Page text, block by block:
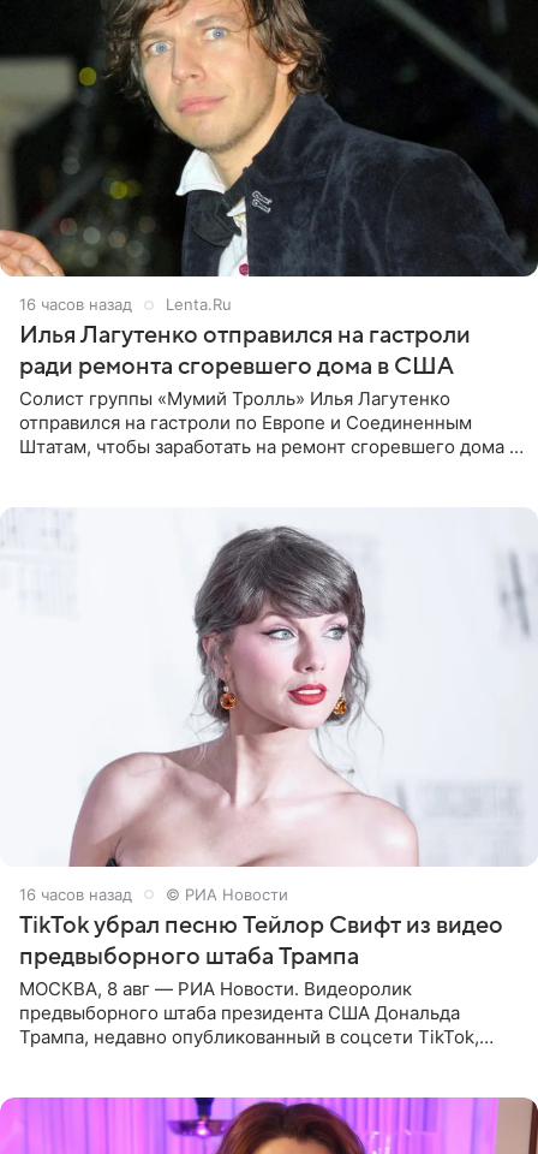
16 часов назад Lenta.Ru
Илья Лагутенко отправился на гастроли
ради ремонта сгоревшего дома в США
Солист группы «Мумий Тролль» Илья Лагутенко
отправился на гастроли по Европе и Соединенным
Штатам, чтобы заработать на ремонт сгоревшего дома в
16 часов назад © РИА Новости
TikTok убрал песню Тейлор Свифт из видео
предвыборного штаба Трампа
МОСКВА, 8 авг — РИА Новости. Видеоролик
предвыборного штаба президента США Дональда
Трампа, недавно опубликованный в соцсети TikTok,